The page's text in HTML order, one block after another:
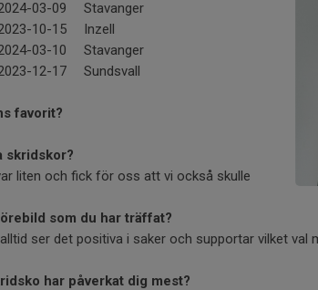
03-09
Stavanger
10-15
Inzell
03-10
Stavanger
12-17 Sundsvall
favorit?
skridskor?
liten och fick för oss att vi också skulle
som du har träffat?
ser det positiva i saker och supportar vilket val
har påverkat dig mest?